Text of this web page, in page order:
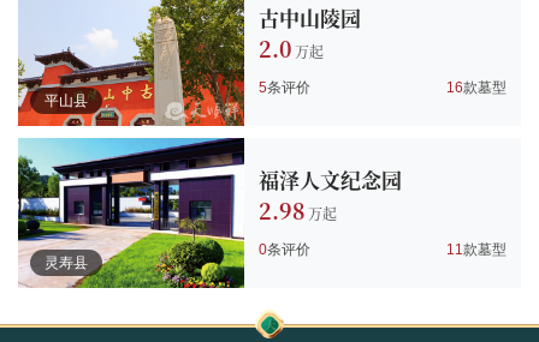
平山县
古中山陵园
2.0
5条评价 16款墓型
灵寿县
福泽人文纪念园
2.98
0条评价 11款墓型